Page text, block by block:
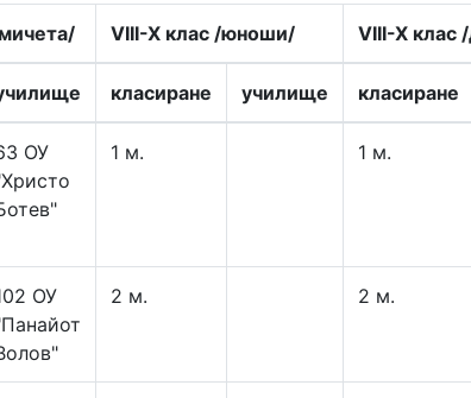
VIII-X клас /юноши/ VIII-X клас
класиране училище класиране
ОУ
1 м. 1 м.
ОУ
2 м. 2 м.